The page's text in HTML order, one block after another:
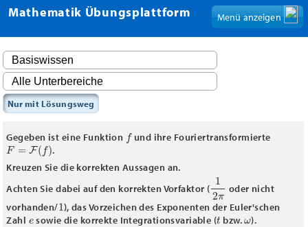
Mathematik Übungsplattform Menü anzeigen
Nur mit Lösungsweg
Gegeben ist eine Funktion und ihre Fouriertransformierte
F=F(f)
.
Kreuzen Sie die korrekten Aussagen an.
Achten Sie dabei auf den korrekten Vorfaktor ( 12
oder nicht
vorhanden/ 1), das Vorzeichen des Exponenten der Euler'schen
Zahl esowie die korrekte Integrationsvariable (tbzw.ω).